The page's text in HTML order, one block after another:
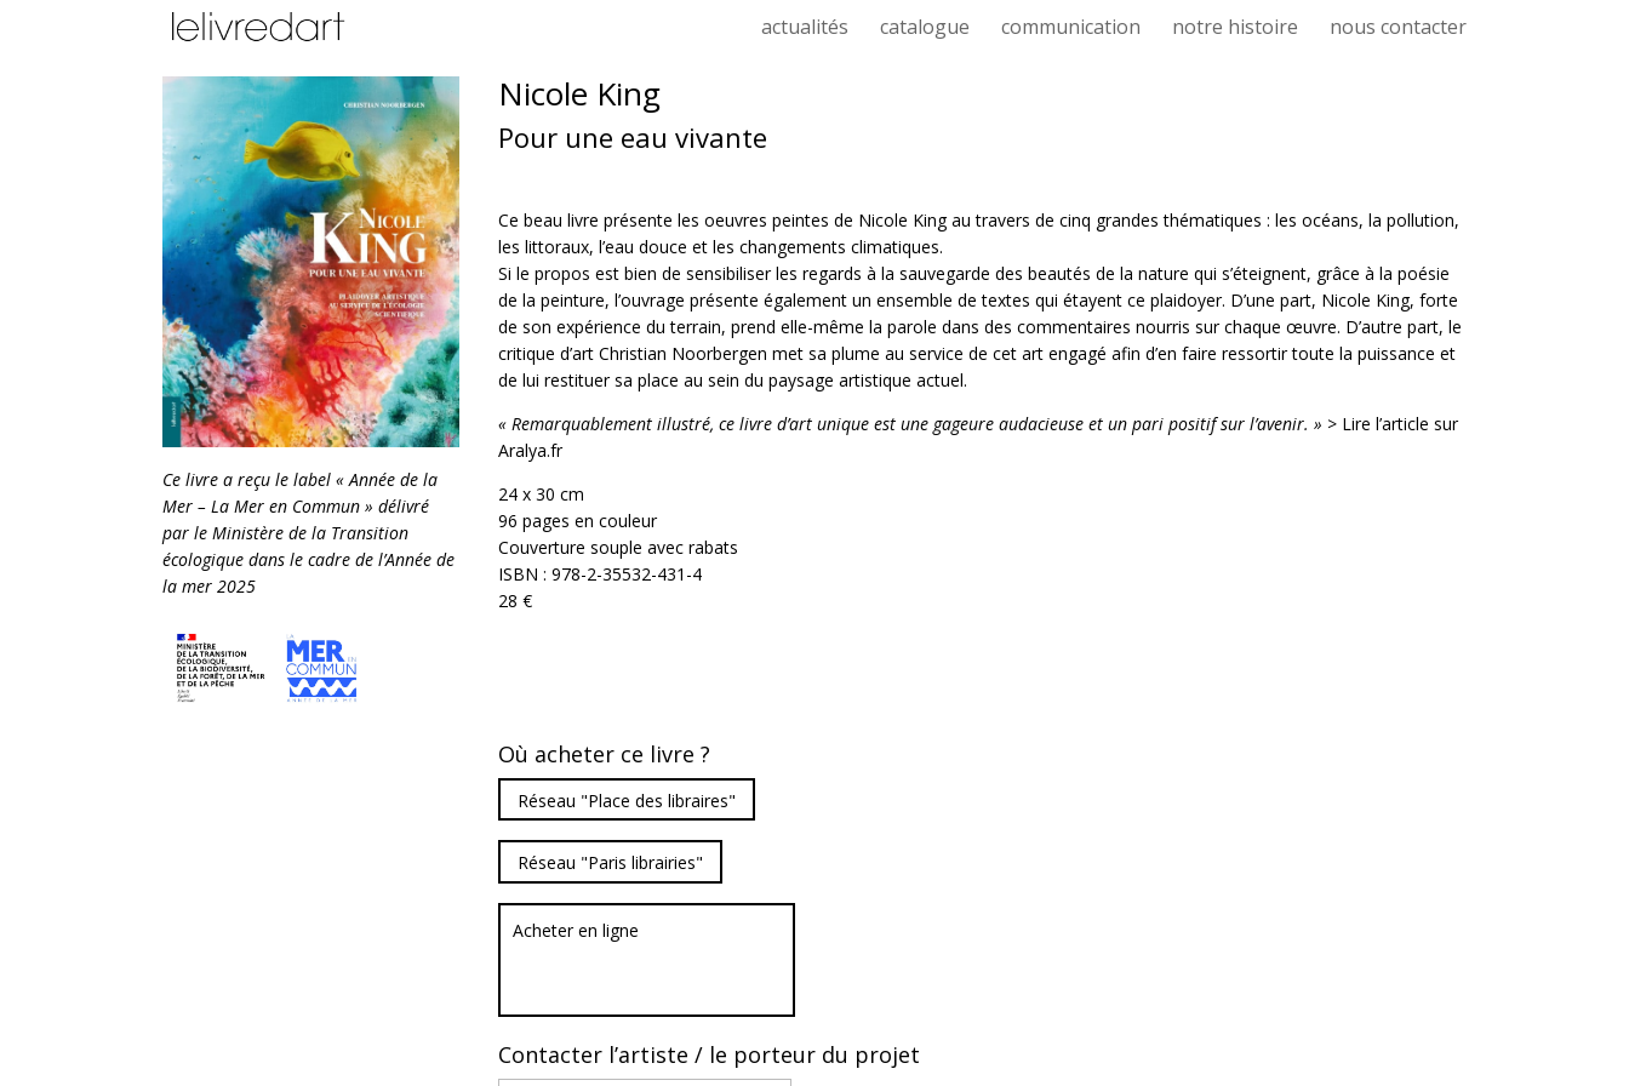
actualités catalogue communication notre histoire nous contacter
Ce livre a reçu le label « Année de la
Mer – La Mer en Commun » délivré
par le Ministère de la Transition
écologique dans le cadre de l’Année de
la mer 2025
Nicole King
Pour une eau vivante
Ce beau livre présente les oeuvres peintes de Nicole King au travers de cinq grandes thématiques : les océans, la pollution,
les littoraux, l’eau douce et les changements climatiques.
Si le propos est bien de sensibiliser les regards à la sauvegarde des beautés de la nature qui s’éteignent, grâce à la poésie
de la peinture, l’ouvrage présente également un ensemble de textes qui étayent ce plaidoyer. D’une part, Nicole King, forte
de son expérience du terrain, prend elle-même la parole dans des commentaires nourris sur chaque œuvre. D’autre part, le
critique d’art Christian Noorbergen met sa plume au service de cet art engagé afin d’en faire ressortir toute la puissance et
de lui restituer sa place au sein du paysage artistique actuel.
«Remarquablement illustré, ce livre d’art unique est une gageure audacieuse et un pari positif sur l’avenir. » > Lire l’article sur
Aralya.fr
24 x 30 cm
96 pages en couleur
Couverture souple avec rabats
ISBN : 978-2-35532-431-4
28 €
Où acheter ce livre ?
Réseau "Place des libraires"
Réseau "Paris librairies"
Acheter en ligne
Contacter l’artiste / le porteur du projet